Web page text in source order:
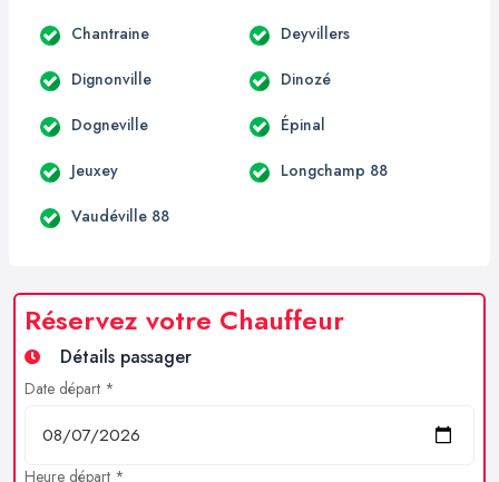
Chantraine Deyvillers
Dignonville Dinozé
Dogneville Épinal
Jeuxey Longchamp 88
Vaudéville 88
Réservez votre Chauffeur
Détails passager
Date départ *
Heure départ *